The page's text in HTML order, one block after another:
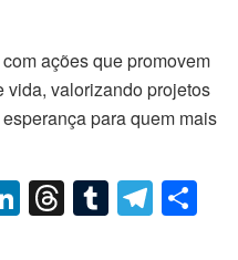
ações que promovem
valorizando projetos
para quem mais
Li
n
T
hr
T
u
T
el